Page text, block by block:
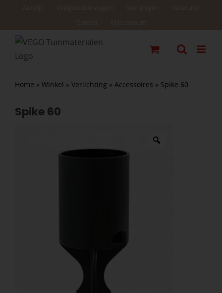
Home » Winkel » Verlichting » Accessoires » Spike 60
Spike 60